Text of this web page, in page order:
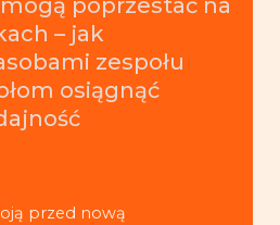
poprzestać na
– jak
zespołu
osiągnąć
przed nową